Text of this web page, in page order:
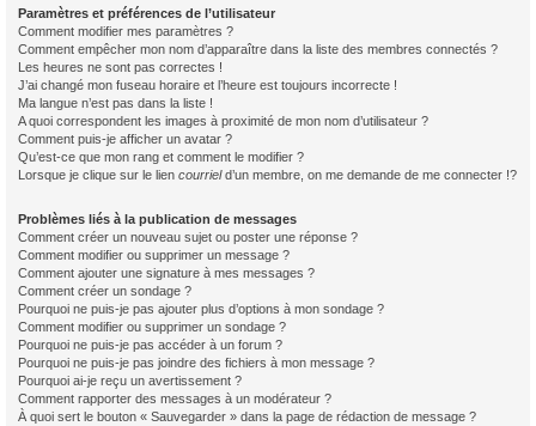
Paramètres et préférences de l’utilisateur
Comment modifier mes paramètres ?
Comment empêcher mon nom d’apparaître dans la liste des membres connectés ?
Les heures ne sont pas correctes !
J’ai changé mon fuseau horaire et l’heure est toujours incorrecte !
Ma langue n’est pas dans la liste !
A quoi correspondent les images à proximité de mon nom d’utilisateur ?
Comment puis-je afficher un avatar ?
Qu’est-ce que mon rang et comment le modifier ?
Lorsque je clique sur le lien courrield’un membre, on me demande de me connecter !?
Problèmes liés à la publication de messages
Comment créer un nouveau sujet ou poster une réponse ?
Comment modifier ou supprimer un message ?
Comment ajouter une signature à mes messages ?
Comment créer un sondage ?
Pourquoi ne puis-je pas ajouter plus d’options à mon sondage ?
Comment modifier ou supprimer un sondage ?
Pourquoi ne puis-je pas accéder à un forum ?
Pourquoi ne puis-je pas joindre des fichiers à mon message ?
Pourquoi ai-je reçu un avertissement ?
Comment rapporter des messages à un modérateur ?
À quoi sert le bouton « Sauvegarder » dans la page de rédaction de message ?